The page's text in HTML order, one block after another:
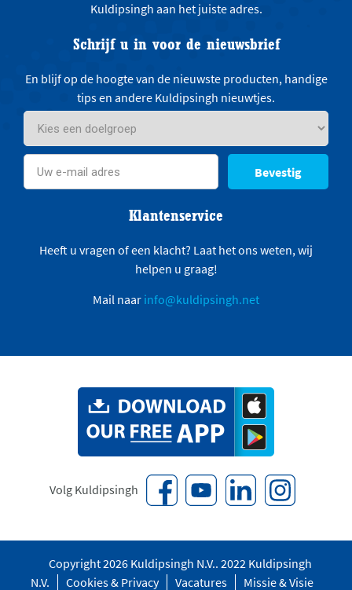
Kuldipsingh aan het juiste adres.
Schrijf u in voor de nieuwsbrief
En blijf op de hoogte van de nieuwste producten, handige
tips en andere Kuldipsingh nieuwtjes.
Bevestig
Klantenservice
Heeft u vragen of een klacht? Laat het ons weten, wij
helpen u graag!
Mail naar info@kuldipsingh.net
Volg Kuldipsingh
Copyright 2026 Kuldipsingh N.V.. 2022 Kuldipsingh
N.V.
Cookies & Privacy Vacatures Missie & Visie